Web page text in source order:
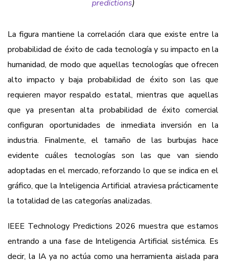
predictions)
La figura mantiene la correlación clara que existe entre la
probabilidad de éxito de cada tecnología y su impacto en la
humanidad, de modo que aquellas tecnologías que ofrecen
alto impacto y baja probabilidad de éxito son las que
requieren mayor respaldo estatal, mientras que aquellas
que ya presentan alta probabilidad de éxito comercial
configuran oportunidades de inmediata inversión en la
industria. Finalmente, el tamaño de las burbujas hace
evidente cuáles tecnologías son las que van siendo
adoptadas en el mercado, reforzando lo que se indica en el
gráfico, que la Inteligencia Artificial atraviesa prácticamente
la totalidad de las categorías analizadas.
IEEE Technology Predictions 2026 muestra que estamos
entrando a una fase de Inteligencia Artificial sistémica. Es
decir, la IA ya no actúa como una herramienta aislada para